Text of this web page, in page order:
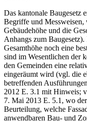
Das kantonale Baugesetz
Begriffe und Messweisen,
Gebäudehöhe und die
Anhangs zum
Gesamthöhe noch eine
sind im Wesentlichen der
den Gemeinden eine
eingeräumt wird (vgl. die
betreffenden
2012 E. 3.1 mit Hinweis;
7. Mai 2013 E. 5.1, wo
Beurteilung, welche
anwendbaren Bau- und